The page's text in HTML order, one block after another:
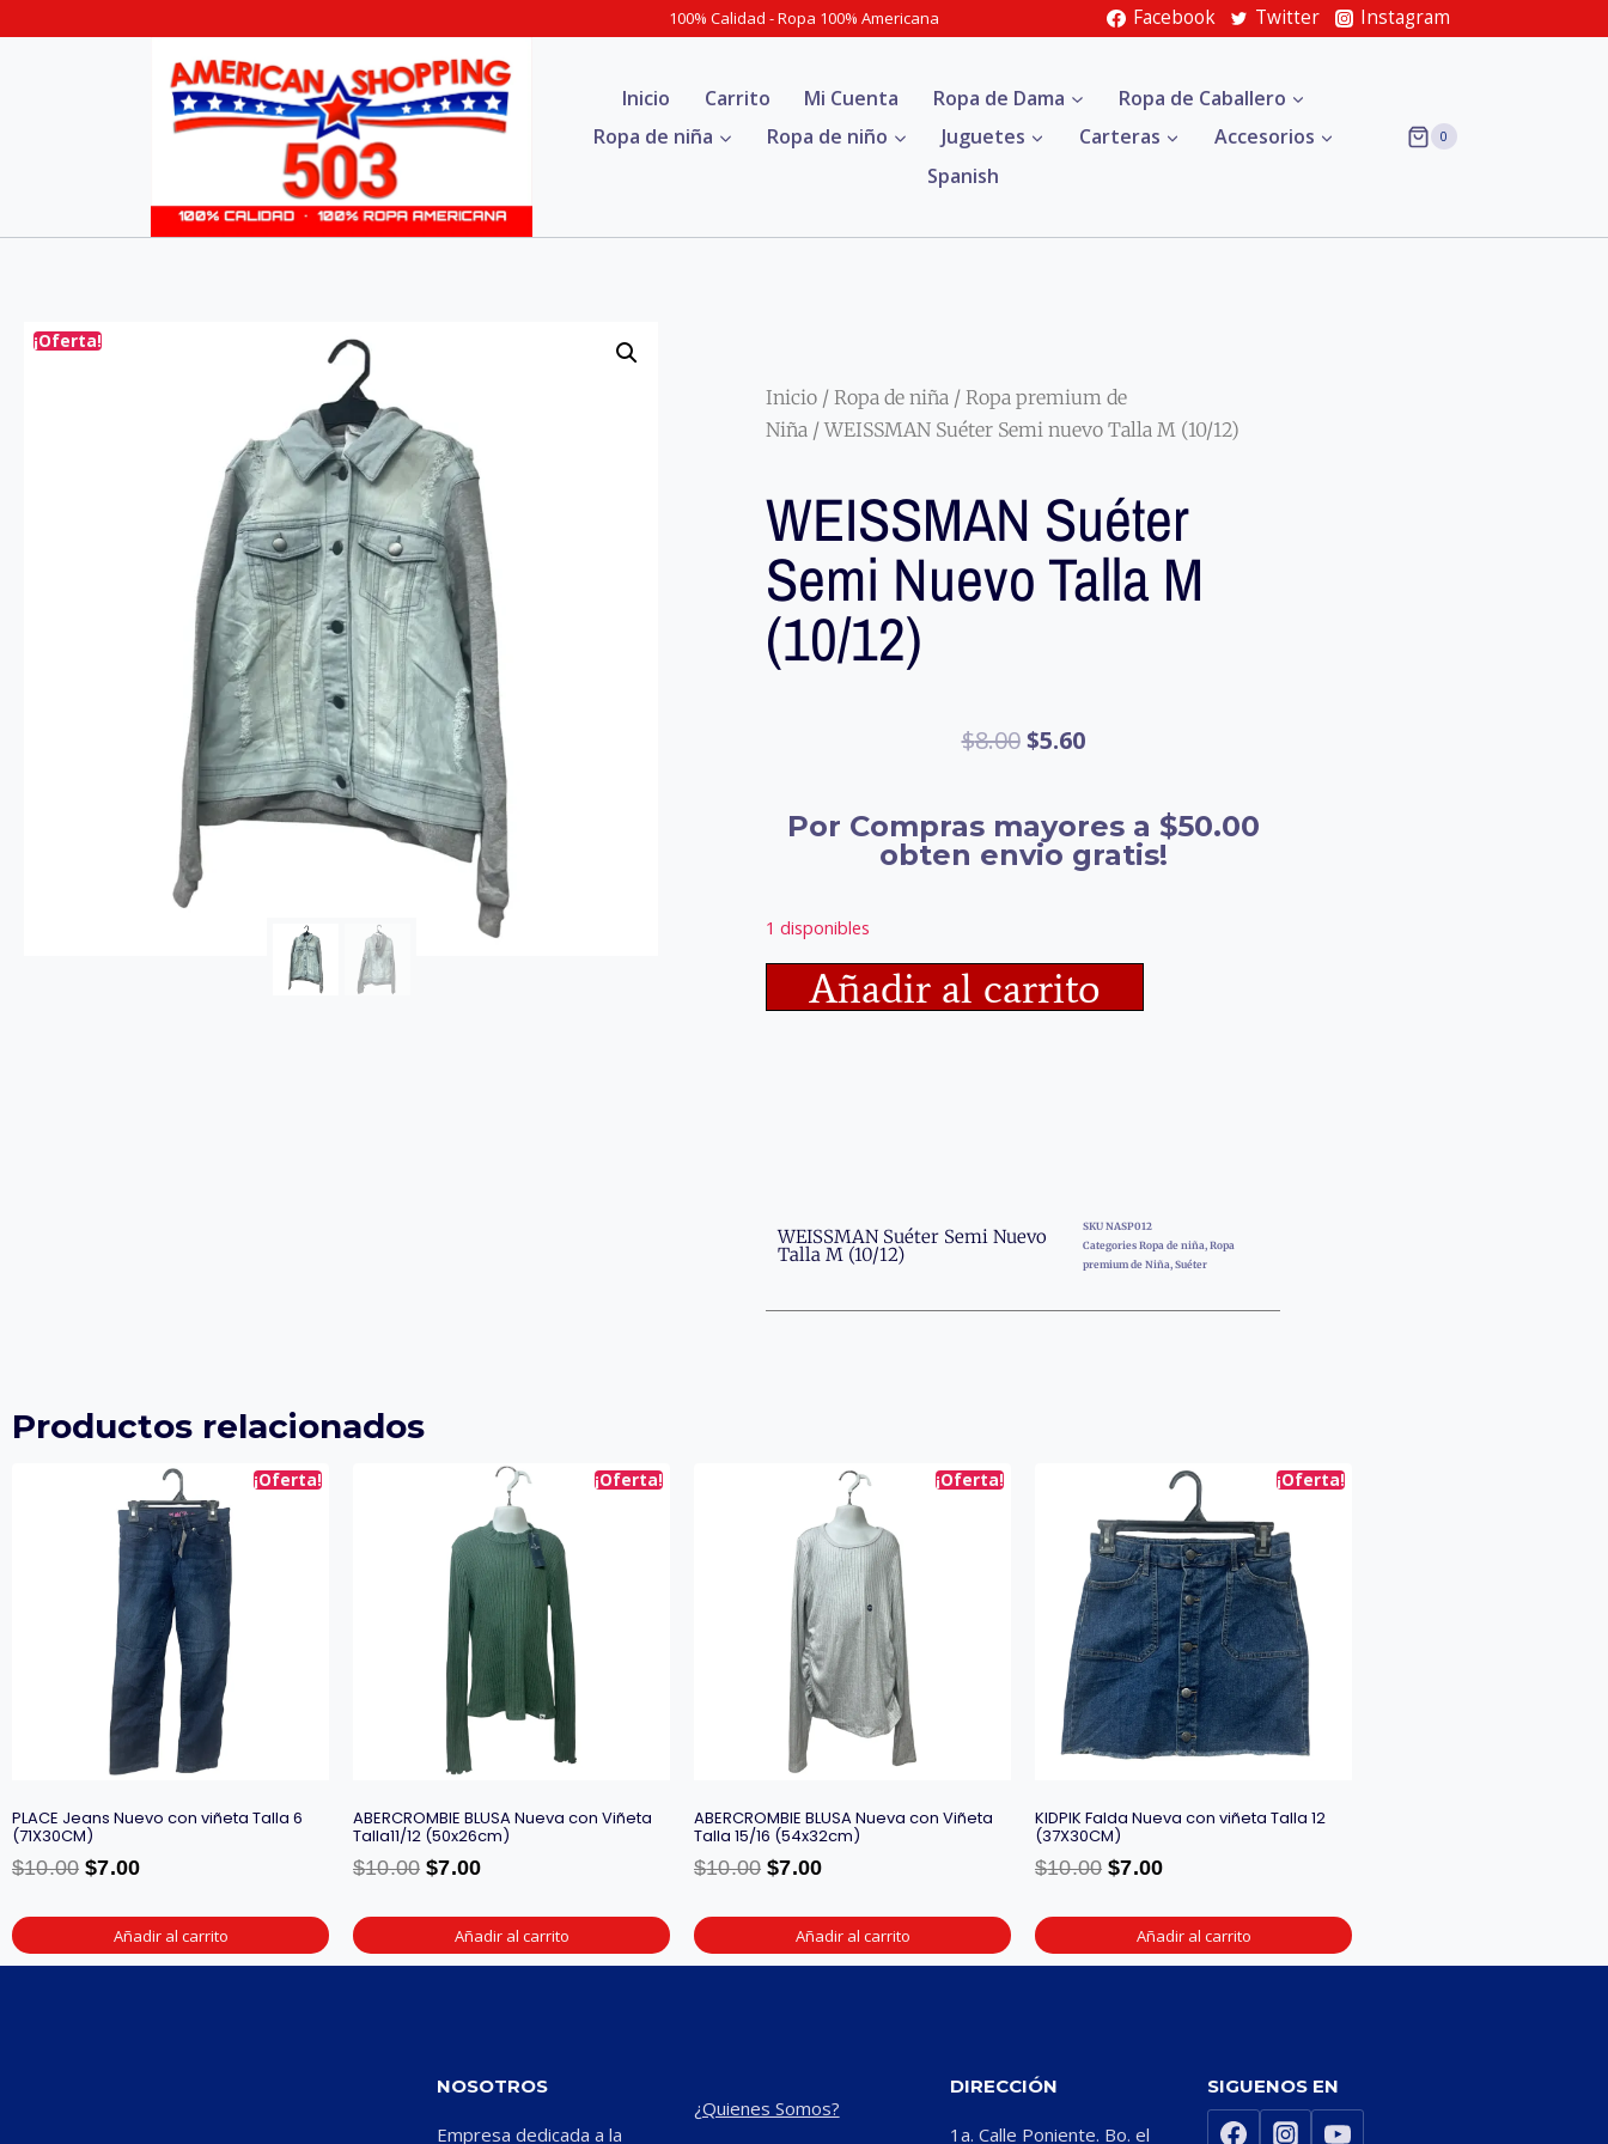
100% Calidad - Ropa 100% Americana Facebook Twitter Instagram
Inicio Carrito Mi Cuenta Ropa de Dama
Ropa de Caballero
Ropa de niña
Ropa de niño Juguetes Carteras
Accesorios
Spanish
0
¡Oferta!
Inicio / Ropa de niña / Ropa premium de
Niña / WEISSMAN Suéter Semi nuevo Talla M (10/12)
WEISSMAN Suéter
Semi Nuevo Talla M
(10/12)
$8.00 $5.60
Por Compras mayores a $50.00
obten envio gratis!
1 disponibles
Añadir al carrito
WEISSMAN Suéter Semi Nuevo
Talla M (10/12)
SKU NASP012
Categories Ropa de niña, Ropa
premium de Niña, Suéter
Productos relacionados
¡Oferta!
PLACE Jeans Nuevo con viñeta Talla 6
(71X30CM)
$10.00 $7.00
Añadir al carrito
¡Oferta!
ABERCROMBIE BLUSA Nueva con Viñeta
Talla11/12 (50x26cm)
$10.00 $7.00
Añadir al carrito
¡Oferta!
ABERCROMBIE BLUSA Nueva con Viñeta
Talla 15/16 (54x32cm)
$10.00 $7.00
Añadir al carrito
¡Oferta!
KIDPIK Falda Nueva con viñeta Talla 12
(37X30CM)
$10.00 $7.00
Añadir al carrito
NOSOTROS
Empresa dedicada a la
¿Quienes Somos?
DIRECCIÓN
1a. Calle Poniente. Bo. el
SIGUENOS EN